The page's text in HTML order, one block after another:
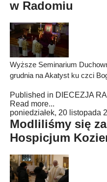
w Radomiu
Wyższe Seminarium
grudnia na Akatyst ku czci
Published in DIECEZJA
Read more...
poniedziałek, 20 listopada
Modliliśmy się za
Hospicjum